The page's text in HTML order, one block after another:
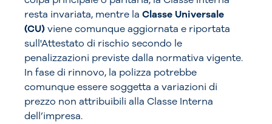
resta invariata, mentre la Classe Universale
(CU)viene comunque aggiornata e riportata
sull'Attestato di rischio secondo le
penalizzazioni previste dalla normativa vigente.
In fase di rinnovo, la polizza potrebbe
comunque essere soggetta a variazioni di
prezzo non attribuibili alla Classe Interna
dell’impresa.